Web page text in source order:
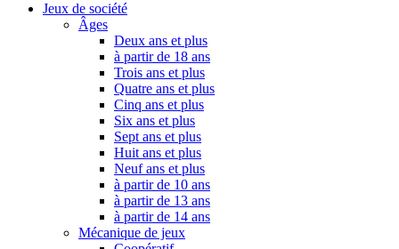
Jeux de société
Âges
Deux ans et plus
à partir de 18 ans
Trois ans et plus
Quatre ans et plus
Cinq ans et plus
Six ans et plus
Sept ans et plus
Huit ans et plus
Neuf ans et plus
à partir de 10 ans
à partir de 13 ans
à partir de 14 ans
Mécanique de jeux